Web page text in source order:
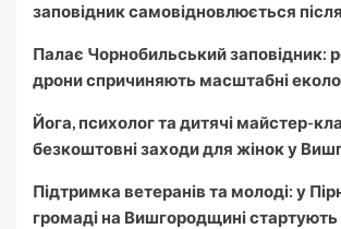
заповідник самовідновлюється
Палає Чорнобильський заповідник:
дрони спричиняють масштабні
Йога, психолог та дитячі майстер-
безкоштовні заходи для жінок у
Підтримка ветеранів та молоді: у
громаді на Вишгородщині стартують